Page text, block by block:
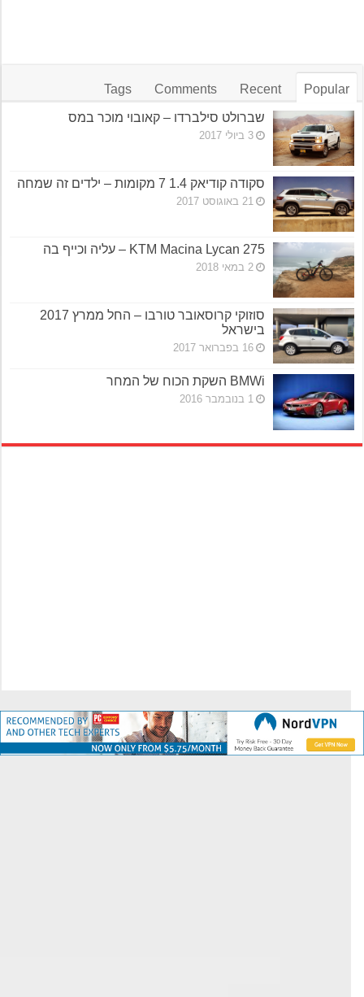
Popular
Recent
Comments
Tags
שברולט סילברדו – קאובוי מוכר במס
3 ביולי 2017
סקודה קודיאק 1.4 7 מקומות – ילדים זה שמחה
21 באוגוסט 2017
KTM Macina Lycan 275 – עליה וכייף בה
2 במאי 2018
סוזוקי קרוסאובר טורבו – החל ממרץ 2017
בישראל
16 בפברואר 2017
BMWi השקת הכוח של המחר
1 בנובמבר 2016